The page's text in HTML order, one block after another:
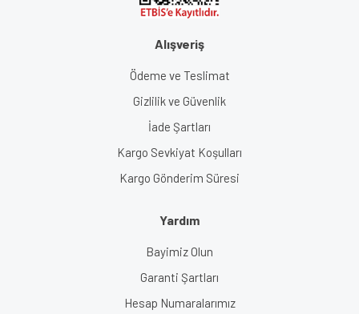
Alışveriş
Ödeme ve Teslimat
Gizlilik ve Güvenlik
İade Şartları
Kargo Sevkiyat Koşulları
Kargo Gönderim Süresi
Yardım
Bayimiz Olun
Garanti Şartları
Hesap Numaralarımız